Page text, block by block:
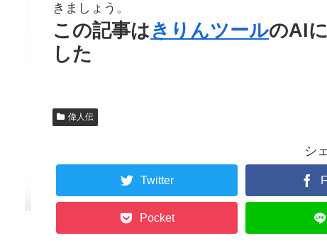
きましょう。
この記事は きりんツールのAI
した
偉人伝
シ
Twitter
Pocket